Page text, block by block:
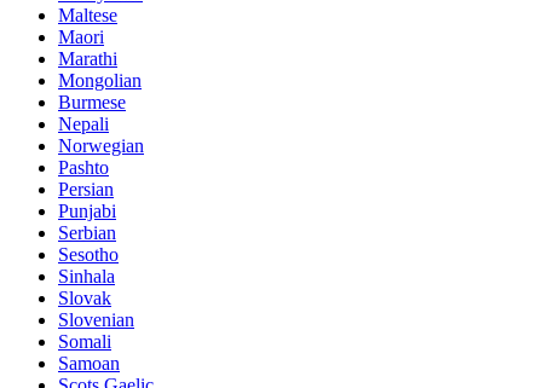
Maltese
Maori
Marathi
Mongolian
Burmese
Nepali
Norwegian
Pashto
Persian
Punjabi
Serbian
Sesotho
Sinhala
Slovak
Slovenian
Somali
Samoan